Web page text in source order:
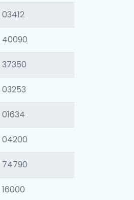
03412
40090
37350
03253
01634
04200
74790
16000